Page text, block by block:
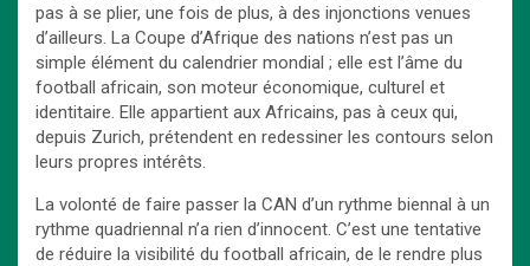
pas à se plier, une fois de plus, à des injonctions venues
d’ailleurs. La Coupe d’Afrique des nations n’est pas un
simple élément du calendrier mondial ; elle est l’âme du
football africain, son moteur économique, culturel et
identitaire. Elle appartient aux Africains, pas à ceux qui,
depuis Zurich, prétendent en redessiner les contours selon
leurs propres intérêts.
La volonté de faire passer la CAN d’un rythme biennal à un
rythme quadriennal n’a rien d’innocent. C’est une tentative
de réduire la visibilité du football africain, de le rendre plus